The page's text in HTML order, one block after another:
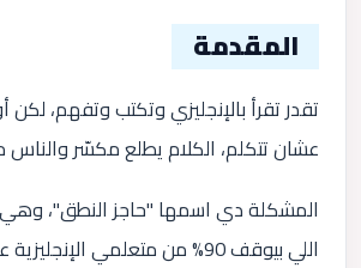
المقدمة
تقدر تقرأ بالإنجليزي وتكتب وتفهم،
عشان تتكلم، الكلام يطلع مكسّر
المشكلة دي اسمها "حاجز النطق"، وهي
اللي بيوقف 90% من متعلمي